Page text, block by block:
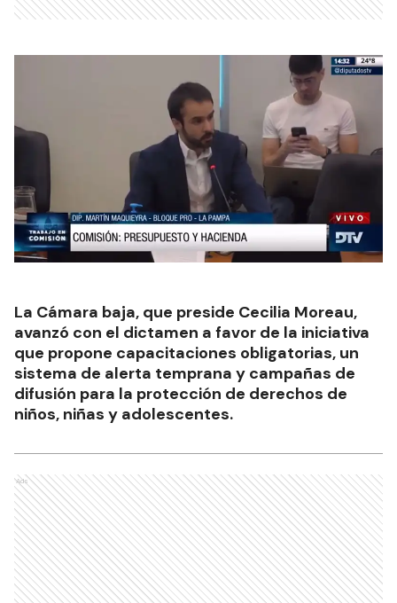
La Cámara baja, que preside Cecilia Moreau,
avanzó con el dictamen a favor de la iniciativa
que propone capacitaciones obligatorias, un
sistema de alerta temprana y campañas de
difusión para la protección de derechos de
niños, niñas y adolescentes.
Ads